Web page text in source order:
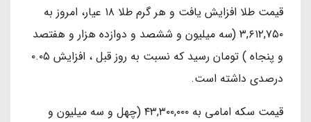
قیمت طلا افزایش یافت و هر گرم طلا ۱۸ عیار، امروز به
۳,۶۱۲,۷۵۰ (سه میلیون و ششصد و دوازده هزار و هفتصد
و پنجاه ) تومان رسید که نسبت به روز قبل ، افزایش ۰.۰۵
درصدی داشته است.
قیمت سکه امامی به ۴۳,۳۰۰,۰۰۰ (چهل و سه میلیون و